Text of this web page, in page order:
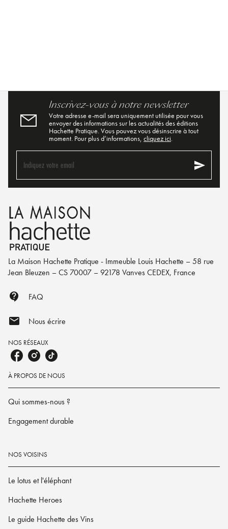
Inscrivez-vous à notre newsletter
Votre adresse e-mail sera uniquement utilisée pour vous
envoyer des informations sur les actualités des éditions
Hachette Pratique. Vous pouvez vous désinscrire à tout
moment. Pour plus d’informations, cliquez ici.
Indiquez votre email send
La Maison Hachette Pratique - Immeuble Louis Hachette – 58 rue
Jean Bleuzen – CS 70007 – 92178 Vanves CEDEX, France
contact_support FAQ
mail Nous écrire
NOS RÉSEAUX
À PROPOS DE NOUS
Qui sommes-nous ?
Engagement durable
NOS VOISINS
Le lotus et l'éléphant
Hachette Heroes
Le guide Hachette des Vins